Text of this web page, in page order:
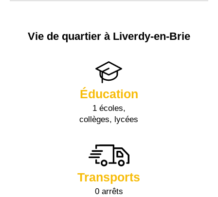
Vie de quartier à Liverdy-en-Brie
Éducation
1 écoles,
collèges, lycées
Transports
0 arrêts